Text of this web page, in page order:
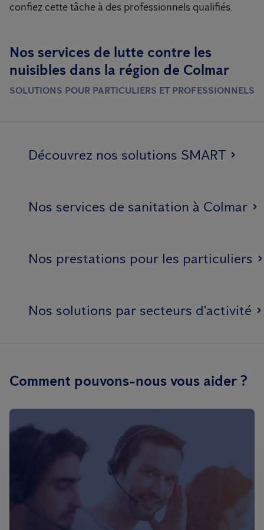
confiez cette tâche à des professionnels qualifiés.
Nos services de lutte contre les
nuisibles dans la région de Colmar
SOLUTIONS POUR PARTICULIERS ET PROFESSIONNELS
Découvrez nos solutions SMART
Nos services de sanitation à Colmar
Nos prestations pour les particuliers
Nos solutions par secteurs d'activité
Comment pouvons-nous vous aider ?